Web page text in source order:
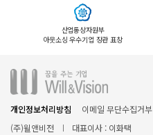
산업통상자원부
아웃소싱 우수기업 장관 표창
개인정보처리방침
이메일 무단수집거부
(주)윌앤비전
대표이사 : 이화택